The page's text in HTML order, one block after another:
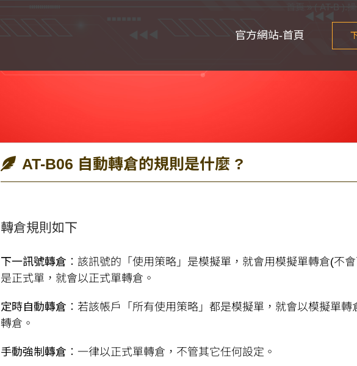
官方網站-首頁
AT-B06 自動轉倉的規則是什麼 ?
轉倉規則如下
下一訊號轉倉 ：該訊號的「使用策略」是模擬單，就會用模擬單轉倉(不
是正式單，就會以正式單轉倉。
定時自動轉倉 ：若該帳戶「所有使用策略」都是模擬單，就會以模擬單
轉倉。
手動強制轉倉 ：一律以正式單轉倉，不管其它任何設定。